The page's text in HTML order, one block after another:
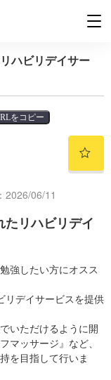
ハビリデイサー
をコピー
06/11
リハビリデイ
強したい方にオスス
リデイサービスを提供
いただけるように開
マッサージ』など、
を目指して行いま